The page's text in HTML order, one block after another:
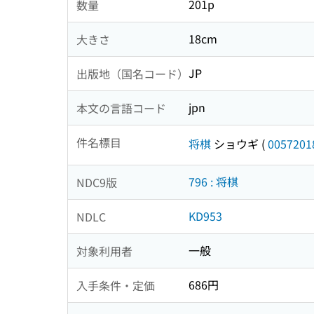
数量 201p
大きさ 18cm
出版地（国名コード） JP
本文の言語コード jpn
件名標目 将棋 ショウギ (
NDC9版 796 : 将棋
NDLC KD953
対象利用者 一般
入手条件・定価 686円